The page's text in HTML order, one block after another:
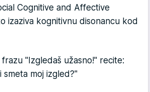
Cognitive and Affective
izaziva kognitivnu disonancu kod
frazu "Izgledaš užasno!" recite:
smeta moj izgled?"